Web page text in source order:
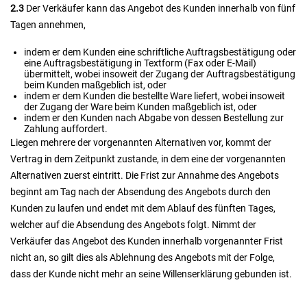
2.3 Der Verkäufer kann das Angebot des Kunden innerhalb von fünf
Tagen annehmen,
indem er dem Kunden eine schriftliche Auftragsbestätigung oder
eine Auftragsbestätigung in Textform (Fax oder E-Mail)
übermittelt, wobei insoweit der Zugang der Auftragsbestätigung
beim Kunden maßgeblich ist, oder
indem er dem Kunden die bestellte Ware liefert, wobei insoweit
der Zugang der Ware beim Kunden maßgeblich ist, oder
indem er den Kunden nach Abgabe von dessen Bestellung zur
Zahlung auffordert.
Liegen mehrere der vorgenannten Alternativen vor, kommt der
Vertrag in dem Zeitpunkt zustande, in dem eine der vorgenannten
Alternativen zuerst eintritt. Die Frist zur Annahme des Angebots
beginnt am Tag nach der Absendung des Angebots durch den
Kunden zu laufen und endet mit dem Ablauf des fünften Tages,
welcher auf die Absendung des Angebots folgt. Nimmt der
Verkäufer das Angebot des Kunden innerhalb vorgenannter Frist
nicht an, so gilt dies als Ablehnung des Angebots mit der Folge,
dass der Kunde nicht mehr an seine Willenserklärung gebunden ist.